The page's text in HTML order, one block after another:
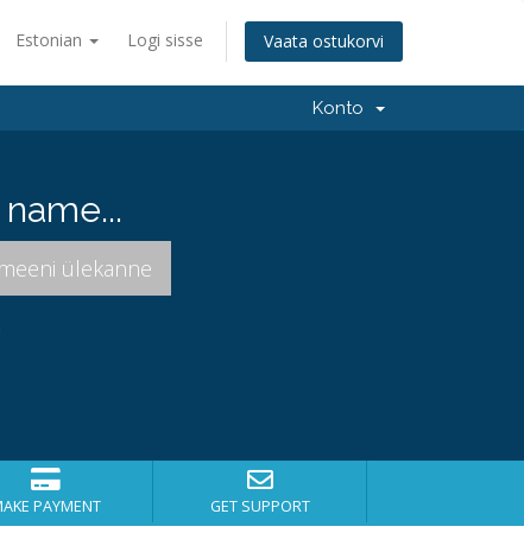
Estonian Logi sisse Vaata ostukorvi
Konto
PAYMENT GET SUPPORT